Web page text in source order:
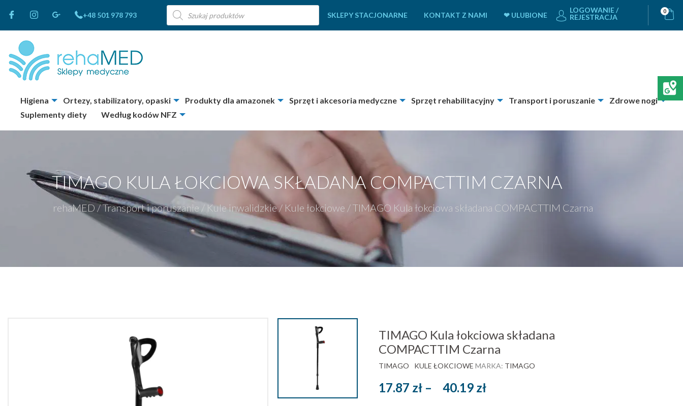
+48 501 978 793
Wyszukiwarka
produktów
SKLEPY STACJONARNE KONTAKT Z NAMI ❤ ULUBIONE
LOGOWANIE /
REJESTRACJA
0
Higiena Ortezy, stabilizatory, opaski Produkty dla amazonek Sprzęt i akcesoria medyczne Sprzęt rehabilitacyjny Transport i poruszanie
Zdrowe nogi
Suplementy diety
Według kodów NFZ
TIMAGO KULA ŁOKCIOWA SKŁADANA COMPACTTIM CZARNA
rehaMED /Transport i poruszanie / Kule inwalidzkie/ Kule łokciowe /TIMAGO Kula łokciowa składana COMPACTTIM Czarna
TIMAGO Kula łokciowa składana
COMPACTTIM Czarna
TIMAGO KULE ŁOKCIOWE MARKA: TIMAGO
17.87 zł – 40.19 złZakres